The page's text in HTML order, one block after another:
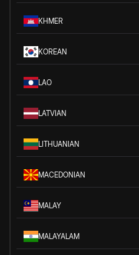
KHMER
KOREAN
LAO
LATVIAN
LITHUANIAN
MACEDONIAN
MALAY
MALAYALAM